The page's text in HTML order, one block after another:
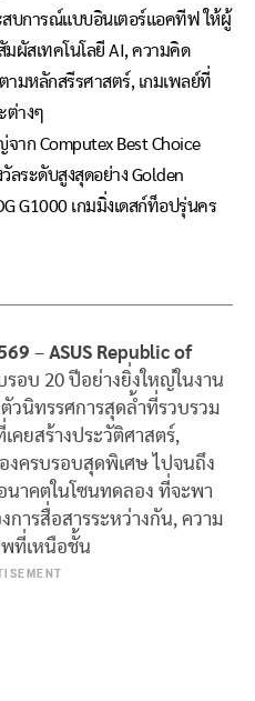
สบการณ์แบบอินเตอร์แอคทีฟ ให้ผู้
มผัสเทคโนโลยี AI, ความคิด
ามหลักสรีรศาสตร์, เกมเพลย์ที่
ต่างๆ
จาก Computex Best Choice
ลระดับสูงสุดอย่าง Golden
G1000 เกมมิ่งเดสก์ท็อปรุ่นคร
– ASUS Republic of
รอบ 20 ปีอย่างยิ่งใหญ่ในงาน
วนิทรรศการสุดล้ำที่รวบรวม
คยสร้างประวัติศาสตร์,
ครบรอบสุดพิเศษ ไปจนถึง
นาคตในโซนทดลอง ที่จะพา
ารสื่อสารระหว่างกัน, ความ
พที่เหนือชั้น